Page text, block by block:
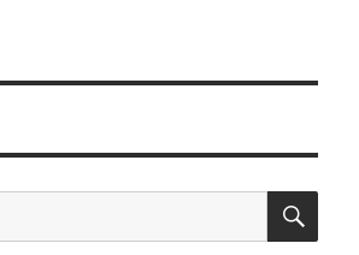
検